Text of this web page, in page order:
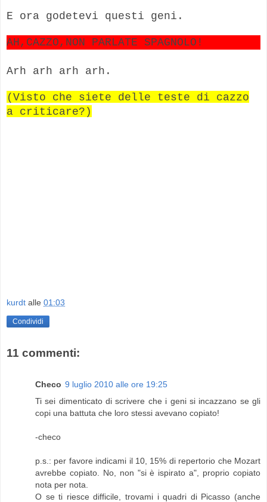
E ora godetevi questi geni.
AH,CAZZO,NON PARLATE SPAGNOLO!
Arh arh arh arh.
(Visto che siete delle teste di cazzo
a criticare?)
kurdt alle 01:03
Condividi
11 commenti:
Checo 9 luglio 2010 alle ore 19:25
Ti sei dimenticato di scrivere che i geni si incazzano se gli
copi una battuta che loro stessi avevano copiato!
-checo
p.s.: per favore indicami il 10, 15% di repertorio che Mozart
avrebbe copiato. No, non "si è ispirato a", proprio copiato
nota per nota.
O se ti riesce difficile, trovami i quadri di Picasso (anche